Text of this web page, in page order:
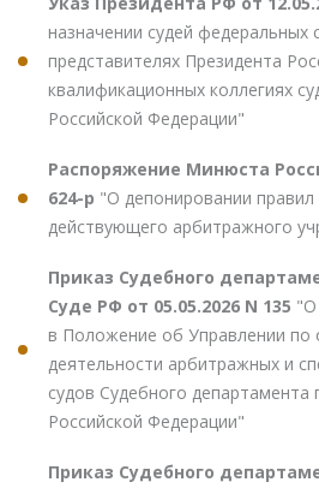
назначении судей федеральных
представителях Президента
квалификационных коллегиях
Российской Федерации"
Распоряжение Минюста
624-р "О депонировании правил
действующего арбитражного
Приказ Судебного
Суде РФ от 05.05.2026 N 135 "О
в Положение об Управлении по
деятельности арбитражных и
судов Судебного
Российской Федерации"
Приказ Судебного